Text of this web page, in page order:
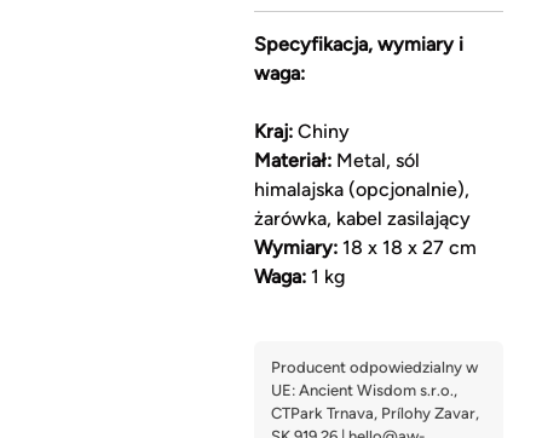
Specyfikacja, wymiary i
waga:
Kraj:Chiny
Materiał:Metal, sól
himalajska (opcjonalnie),
żarówka, kabel zasilający
Wymiary:18 x 18 x 27 cm
Waga:1 kg